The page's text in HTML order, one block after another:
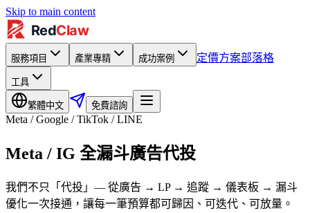
Skip to main content
服務項目 產業專精 成功案例 定價方案部落格
工具
繁體中文 免費諮詢
Meta / Google / TikTok / LINE
Meta / IG 全漏斗廣告代投
我們不只「代投」— 從廣告 → LP → 追蹤 → 儀表板 → 漏斗
優化一次接通，讓每一筆預算都可歸因、可迭代、可放量。